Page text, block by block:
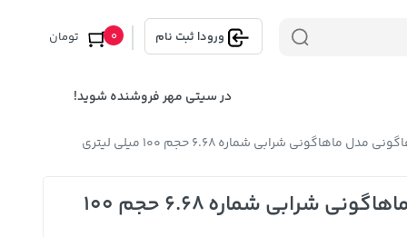
ورود| ثبت نام تومان 0
در سیتی مهر فروشنده شوید!
ماهاگونی شرابی شماره 6.68 حجم 100 میلی لیتری
رنگ مو مارال سری ماهاگونی مدل ماهاگونی شرابی شماره 6.68 حجم 100